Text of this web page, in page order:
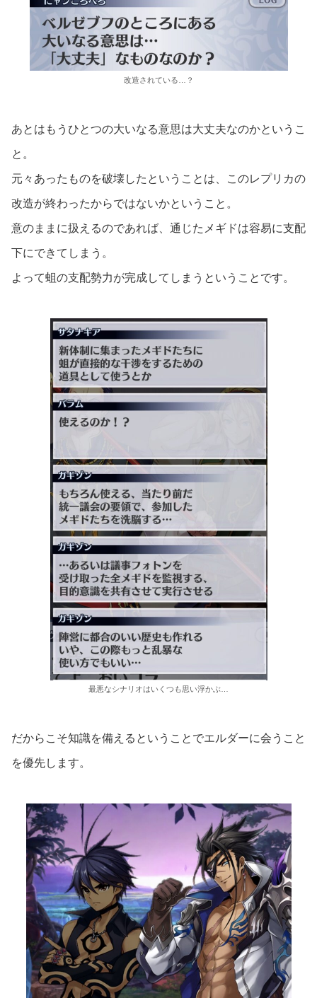
改造されている…？
あとはもうひとつの大いなる意思は大丈夫なのかというこ
と。
元々あったものを破壊したということは、このレプリカの
改造が終わったからではないかということ。
意のままに扱えるのであれば、通じたメギドは容易に支配
下にできてしまう。
よって蛆の支配勢力が完成してしまうということです。
最悪なシナリオはいくつも思い浮かぶ…
だからこそ知識を備えるということでエルダーに会うこと
を優先します。